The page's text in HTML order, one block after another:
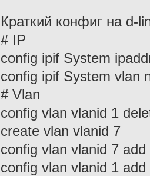
Краткий конфиг на d-
# IP
config ipif System
config ipif System vlan
# Vlan
config vlan vlanid 1
create vlan vlanid 7
config vlan vlanid 7
config vlan vlanid 1